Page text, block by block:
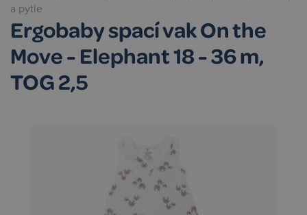
a pytle
Ergobaby spací vak On the
Move - Elephant 18 - 36 m,
TOG 2,5